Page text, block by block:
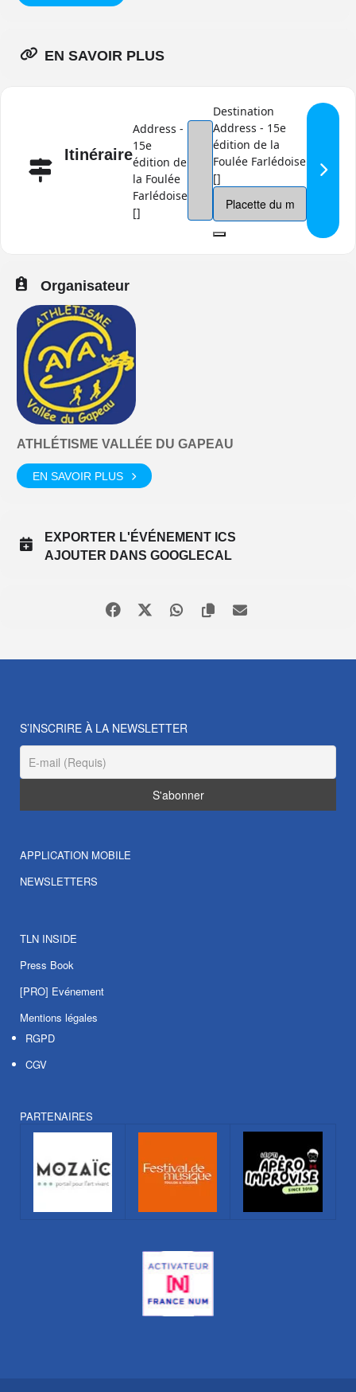
EN SAVOIR PLUS
Itinéraire
Address -
15e
édition de
la Foulée
Farlédoise
[]
Destination
Address - 15e
édition de la
Foulée Farlédoise
[]
Organisateur
ATHLÉTISME VALLÉE DU GAPEAU
EN SAVOIR PLUS
EXPORTER L'ÉVÉNEMENT ICS
AJOUTER DANS GOOGLECAL
S’INSCRIRE À LA NEWSLETTER
APPLICATION MOBILE
NEWSLETTERS
TLN INSIDE
Press Book
[PRO] Evénement
Mentions légales
RGPD
CGV
PARTENAIRES